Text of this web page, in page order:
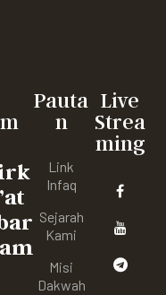
Pauta
n
Link
Infaq
Sejarah
Kami
Misi
Dakwah
Live
Strea
ming